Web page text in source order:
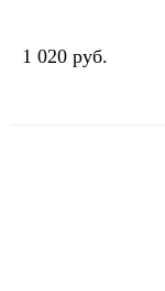
1 020 руб.